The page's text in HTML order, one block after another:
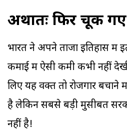
अर्थातः फिर चूक
भारत ने अपने ताजा इतिहास में
कमाई में ऐसी कमी कभी नहीं
लिए यह वक्त तो रोजगार
है लेकिन सबसे बड़ी मुसीबत
नहीं है!